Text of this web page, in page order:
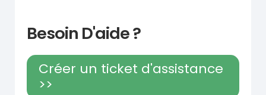
Besoin D'aide ?
Créer un ticket d'assistance
>>